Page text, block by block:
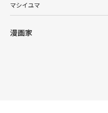
マシイユマ
漫画家